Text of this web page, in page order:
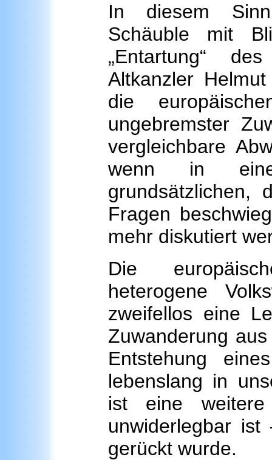
In diesem
Schäuble mit
„Entartung“
Altkanzler
die
ungebremster
vergleichbare
wenn in
grundsätzlichen,
Fragen
mehr diskutiert
Die
heterogene
zweifellos eine
Zuwanderung
Entstehung
lebenslang in
ist eine weitere
unwiderlegbar
gerückt wurde.